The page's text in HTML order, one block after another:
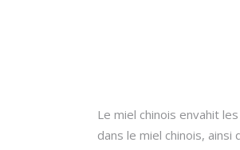
Le miel chinois envahit
dans le miel chinois,